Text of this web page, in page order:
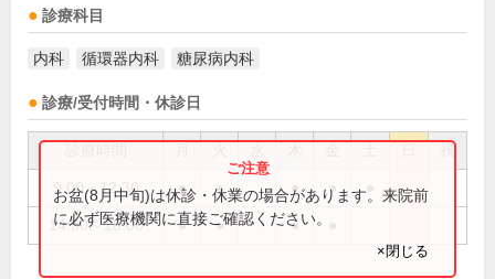
診療科目
内科 循環器内科 糖尿病内科
診療/受付時間・休診日
祝
9:00～12:30 ● ● ● ●
14:30～18:00 ● ● ●
お盆(8月中旬)は休診・休業の場合があります。来院前
に必ず医療機関に直接ご確認ください。
×閉じる